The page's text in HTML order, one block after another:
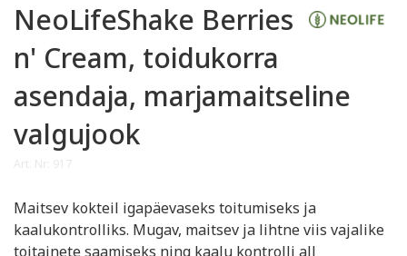
NeoLifeShake Berries
n' Cream, toidukorra
asendaja, marjamaitseline
valgujook
Maitsev kokteil igapäevaseks toitumiseks ja
kaalukontrolliks. Mugav, maitsev ja lihtne viis vajalike
toitainete saamiseks ning kaalu kontrolli all